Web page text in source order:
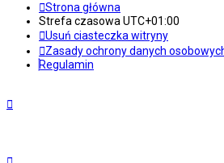
Strona główna
Strefa czasowaUTC+01:00
Usuń ciasteczka witryny
Zasady ochrony danych
Regulamin